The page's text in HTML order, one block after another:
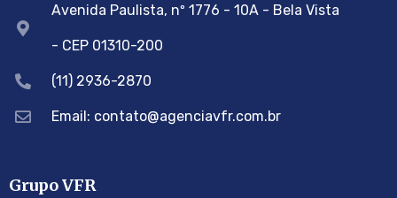
Avenida Paulista, nº 1776 - 10A - Bela Vista
- CEP 01310-200
(11) 2936-2870
Email: contato@agenciavfr.com.br
Grupo VFR